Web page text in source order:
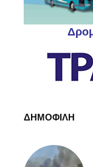
ΔΗΜΟΦΙΛΗ